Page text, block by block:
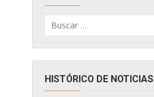
por:
HISTÓRICO DE NOTICIAS